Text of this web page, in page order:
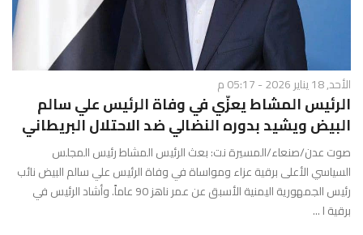
الأحد, 18 يناير 2026 - 05:17 م
الرئيس المشاط يعزّي في وفاة الرئيس علي سالم
البيض ويشيد بدوره النضالي ضد الاحتلال البريطاني
صوت عدن/صنعاء/المسيرة نت: بعث الرئيس المشاط رئيس المجلس
السياسي الأعلى برقية عزاء ومواساة في وفاة الرئيس علي سالم البيض نائب
رئيس الجمهورية اليمنية الأسبق عن عمر ناهز 90 عاماً. وأشاد الرئيس في
برقية ا ...